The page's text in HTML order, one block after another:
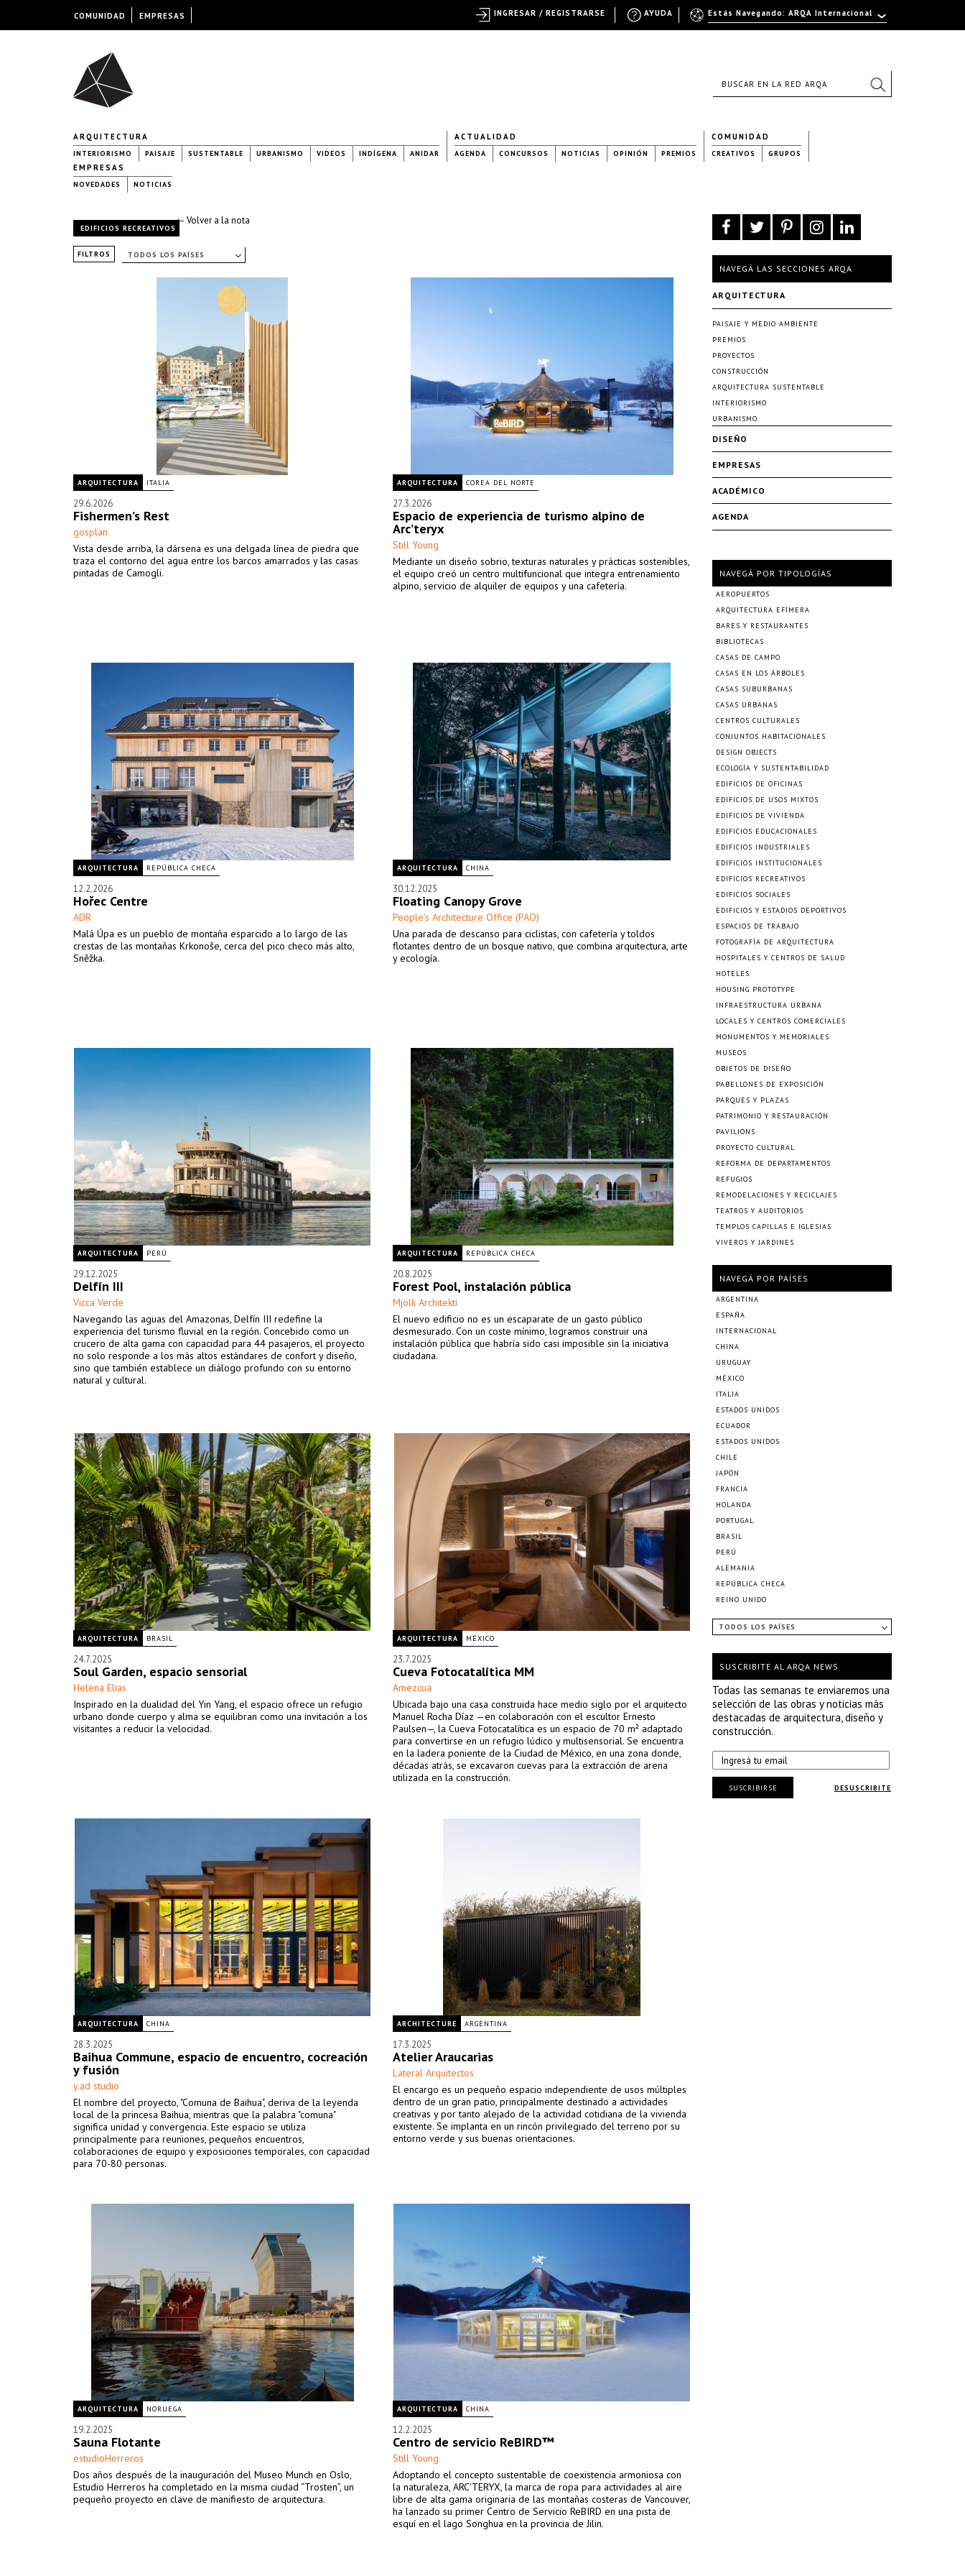
ARQUITECTURA
INTERIORISMO PAISAJE SUSTENTABLE URBANISMO VIDEOS INDÍGENA ANIDAR
ACTUALIDAD
AGENDA CONCURSOS NOTICIAS OPINIÓN PREMIOS
COMUNIDAD
CREATIVOS GRUPOS
EMPRESAS
NOVEDADES NOTICIAS
← Volver a la nota
EDIFICIOS RECREATIVOS
FILTROS TODOS LOS PAÍSES
ARQUITECTURA ITALIA
29.6.2026
Fishermen’s Rest
gosplan
Vista desde arriba, la dársena es una delgada línea de piedra que
traza el contorno del agua entre los barcos amarrados y las casas
pintadas de Camogli.
ARQUITECTURA COREA DEL NORTE
27.3.2026
Espacio de experiencia de turismo alpino de
Arc’teryx
Still Young
Mediante un diseño sobrio, texturas naturales y prácticas sostenibles,
el equipo creó un centro multifuncional que integra entrenamiento
alpino, servicio de alquiler de equipos y una cafetería.
ARQUITECTURA REPÚBLICA CHECA
12.2.2026
Hořec Centre
ADR
Malá Úpa es un pueblo de montaña esparcido a lo largo de las
crestas de las montañas Krkonoše, cerca del pico checo más alto,
Sněžka.
ARQUITECTURA CHINA
30.12.2025
Floating Canopy Grove
People’s Architecture Office (PAO)
Una parada de descanso para ciclistas, con cafetería y toldos
flotantes dentro de un bosque nativo, que combina arquitectura, arte
y ecología.
ARQUITECTURA PERÚ
29.12.2025
Delfín III
Vicca Verde
Navegando las aguas del Amazonas, Delfín III redefine la
experiencia del turismo fluvial en la región. Concebido como un
crucero de alta gama con capacidad para 44 pasajeros, el proyecto
no solo responde a los más altos estándares de confort y diseño,
sino que también establece un diálogo profundo con su entorno
natural y cultural.
ARQUITECTURA REPÚBLICA CHECA
20.8.2025
Forest Pool, instalación pública
Mjölk Architekti
El nuevo edificio no es un escaparate de un gasto público
desmesurado. Con un coste mínimo, logramos construir una
instalación pública que habría sido casi imposible sin la iniciativa
ciudadana.
ARQUITECTURA BRASIL
24.7.2025
Soul Garden, espacio sensorial
Helena Elias
Inspirado en la dualidad del Yin Yang, el espacio ofrece un refugio
urbano donde cuerpo y alma se equilibran como una invitación a los
visitantes a reducir la velocidad.
ARQUITECTURA MÉXICO
23.7.2025
Cueva Fotocatalítica MM
Amezcua
Ubicada bajo una casa construida hace medio siglo por el arquitecto
Manuel Rocha Díaz —en colaboración con el escultor Ernesto
Paulsen—, la Cueva Fotocatalítica es un espacio de 70 m² adaptado
para convertirse en un refugio lúdico y multisensorial. Se encuentra
en la ladera poniente de la Ciudad de México, en una zona donde,
décadas atrás, se excavaron cuevas para la extracción de arena
utilizada en la construcción.
ARQUITECTURA CHINA
28.3.2025
Baihua Commune, espacio de encuentro, cocreación
y fusión
y.ad studio
El nombre del proyecto, "Comuna de Baihua", deriva de la leyenda
local de la princesa Baihua, mientras que la palabra "comuna"
significa unidad y convergencia. Este espacio se utiliza
principalmente para reuniones, pequeños encuentros,
colaboraciones de equipo y exposiciones temporales, con capacidad
para 70-80 personas.
ARCHITECTURE ARGENTINA
17.3.2025
Atelier Araucarias
Lateral Arquitectos
El encargo es un pequeño espacio independiente de usos múltiples
dentro de un gran patio, principalmente destinado a actividades
creativas y por tanto alejado de la actividad cotidiana de la vivienda
existente. Se implanta en un rincón privilegiado del terreno por su
entorno verde y sus buenas orientaciones.
ARQUITECTURA NORUEGA
19.2.2025
Sauna Flotante
estudioHerreros
Dos años después de la inauguración del Museo Munch en Oslo,
Estudio Herreros ha completado en la misma ciudad “Trosten”, un
pequeño proyecto en clave de manifiesto de arquitectura.
ARQUITECTURA CHINA
12.2.2025
Centro de servicio ReBIRD™
Still Young
Adoptando el concepto sustentable de coexistencia armoniosa con
la naturaleza, ARC'TERYX, la marca de ropa para actividades al aire
libre de alta gama originaria de las montañas costeras de Vancouver,
ha lanzado su primer Centro de Servicio ReBIRD en una pista de
esquí en el lago Songhua en la provincia de Jilin.
NAVEGÁ LAS SECCIONES ARQA
ARQUITECTURA
PAISAJE Y MEDIO AMBIENTE
PREMIOS
PROYECTOS
CONSTRUCCIÓN
ARQUITECTURA SUSTENTABLE
INTERIORISMO
URBANISMO
DISEÑO
EMPRESAS
ACADÉMICO
AGENDA
NAVEGÁ POR TIPOLOGÍAS
AEROPUERTOS
ARQUITECTURA EFÍMERA
BARES Y RESTAURANTES
BIBLIOTECAS
CASAS DE CAMPO
CASAS EN LOS ÁRBOLES
CASAS SUBURBANAS
CASAS URBANAS
CENTROS CULTURALES
CONJUNTOS HABITACIONALES
DESIGN OBJECTS
ECOLOGÍA Y SUSTENTABILIDAD
EDIFICIOS DE OFICINAS
EDIFICIOS DE USOS MIXTOS
EDIFICIOS DE VIVIENDA
EDIFICIOS EDUCACIONALES
EDIFICIOS INDUSTRIALES
EDIFICIOS INSTITUCIONALES
EDIFICIOS RECREATIVOS
EDIFICIOS SOCIALES
EDIFICIOS Y ESTADIOS DEPORTIVOS
ESPACIOS DE TRABAJO
FOTOGRAFÍA DE ARQUITECTURA
HOSPITALES Y CENTROS DE SALUD
HOTELES
HOUSING PROTOTYPE
INFRAESTRUCTURA URBANA
LOCALES Y CENTROS COMERCIALES
MONUMENTOS Y MEMORIALES
MUSEOS
OBJETOS DE DISEÑO
PABELLONES DE EXPOSICIÓN
PARQUES Y PLAZAS
PATRIMONIO Y RESTAURACIÓN
PAVILIONS
PROYECTO CULTURAL
REFORMA DE DEPARTAMENTOS
REFUGIOS
REMODELACIONES Y RECICLAJES
TEATROS Y AUDITORIOS
TEMPLOS CAPILLAS E IGLESIAS
VIVEROS Y JARDINES
NAVEGÁ POR PAÍSES
ARGENTINA
ESPAÑA
INTERNACIONAL
CHINA
URUGUAY
MÉXICO
ITALIA
ESTADOS UNIDOS
ECUADOR
ESTADOS UNIDOS
CHILE
JAPÓN
FRANCIA
HOLANDA
PORTUGAL
BRASIL
PERÚ
ALEMANIA
REPÚBLICA CHECA
REINO UNIDO
TODOS LOS PAÍSES
SUSCRIBITE AL ARQA NEWS
Todas las semanas te enviaremos una
selección de las obras y noticias más
destacadas de arquitectura, diseño y
construcción.
DESUSCRIBITE
SUSCRIBIRSE
COMUNIDAD EMPRESAS Estás Navegando: ARQA Internacional
AYUDA
INGRESAR / REGISTRARSE